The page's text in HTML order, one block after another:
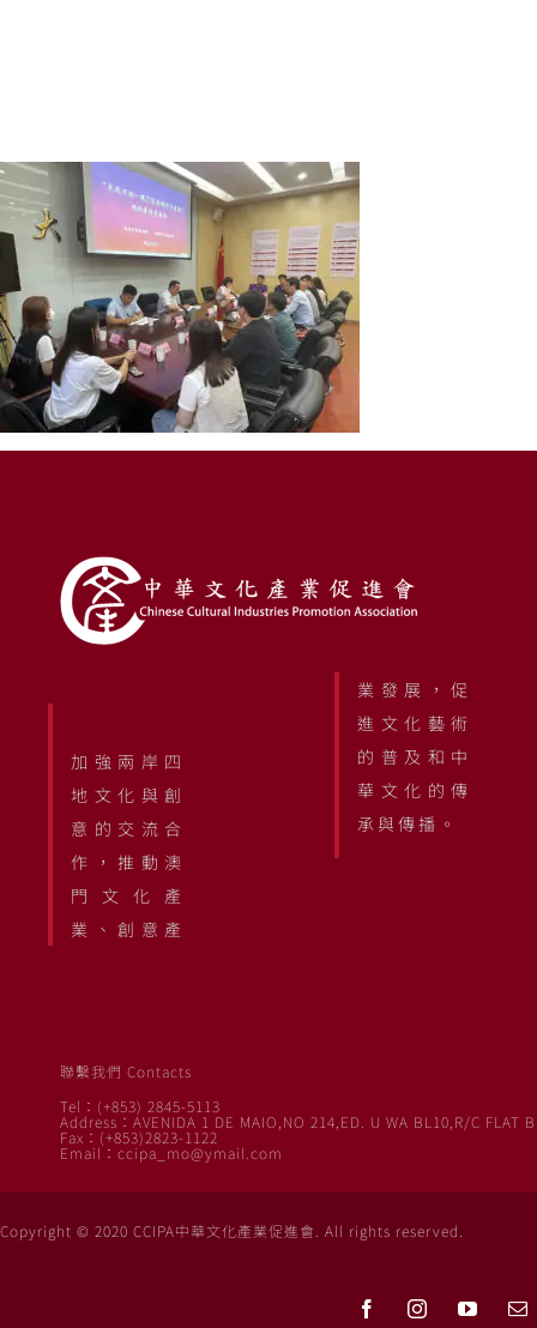
加強兩岸四
地文化與創
意的交流合
作，推動澳
門文化產
業、創意產
業發展，促
進文化藝術
的普及和中
華文化的傳
承與傳播。
聯繫我們 Contacts
Tel：(+853) 2845-5113
Address：AVENIDA 1 DE MAIO,NO 214,ED. U WA BL10,R/C FLAT B
Fax：(+853)2823-1122
Email：ccipa_mo@ymail.com
Copyright © 2020 CCIPA中華文化產業促進會. All rights reserved.